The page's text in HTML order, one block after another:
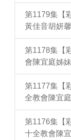
第1179集【
黃佳音胡妍
第1178集【
會陳宜庭姊妹
第1177集【
全教會陳宜
第1176集【
十全教會陳